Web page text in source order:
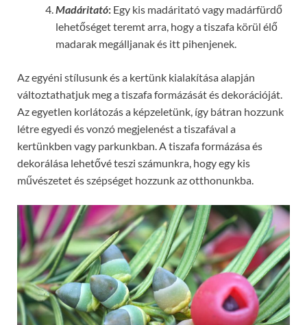
Madáritató: Egy kis madáritató vagy madárfürdő
lehetőséget teremt arra, hogy a tiszafa körül élő
madarak megálljanak és itt pihenjenek.
Az egyéni stílusunk és a kertünk kialakítása alapján
változtathatjuk meg a tiszafa formázását és dekorációját.
Az egyetlen korlátozás a képzeletünk, így bátran hozzunk
létre egyedi és vonzó megjelenést a tiszafával a
kertünkben vagy parkunkban. A tiszafa formázása és
dekorálása lehetővé teszi számunkra, hogy egy kis
művészetet és szépséget hozzunk az otthonunkba.